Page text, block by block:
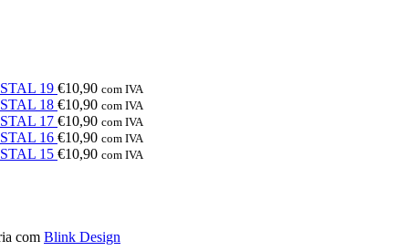
19 €10,90 com IVA
18 €10,90 com IVA
17 €10,90 com IVA
16 €10,90 com IVA
15 €10,90 com IVA
com Blink Design